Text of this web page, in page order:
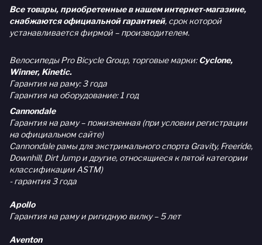
Все товары, приобретенные в нашем интернет-магазине,
снабжаются официальной гарантией, срок которой
устанавливается фирмой – производителем.
Велосипеды Pro Bicycle Group, торговые марки:Cyclone,
Winner, Kinetic.
Гарантия на раму: 3 года
Гарантия на оборудование: 1 год
Cannondale
Гарантия на раму – пожизненная (при условии регистрации
на официальном сайте)
Cannondale рамы для экстримального спорта Gravity, Freeride,
Downhill, Dirt Jump и другие, относящиеся к пятой категории
классификации ASTM)
- гарантия 3 года
Apollo
Гарантия на раму и ригидную вилку – 5 лет
Aventon